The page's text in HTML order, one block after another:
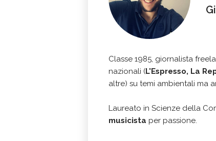
Classe 1985, giornalista
nazionali (L'Espresso, La
altre) su temi ambientali ma
Laureato in Scienze della
musicista per passione.